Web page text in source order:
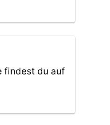
findest du auf